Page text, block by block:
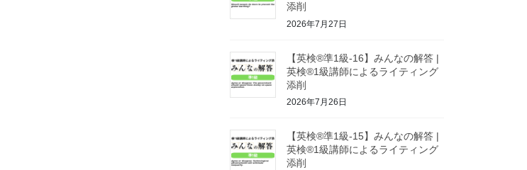
添削
2026年7月27日
【英検®準1級-16】みんなの解答 |
英検®1級講師によるライティング
添削
2026年7月26日
【英検®準1級-15】みんなの解答 |
英検®1級講師によるライティング
添削